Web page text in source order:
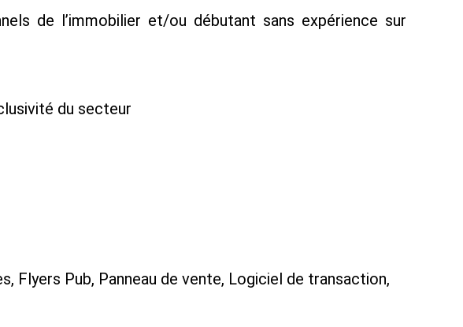
de l’immobilier et/ou débutant sans expérience sur
du secteur
Flyers Pub, Panneau de vente, Logiciel de transaction,